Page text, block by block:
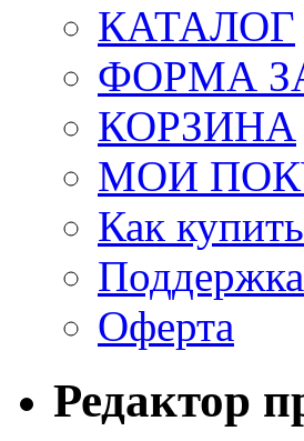
КАТАЛОГ
ФОРМА
КОРЗИНА
МОИ
Как купить
Поддержка
Оферта
Редактор